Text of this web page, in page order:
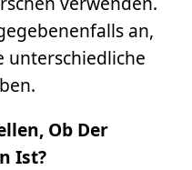
an,
unterschiedliche
Ob Der
Ist?